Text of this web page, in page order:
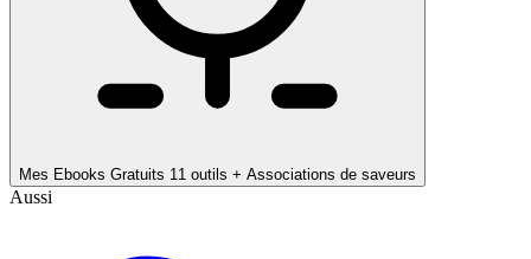
Mes Ebooks Gratuits 11 outils + Associations de saveurs
Aussi